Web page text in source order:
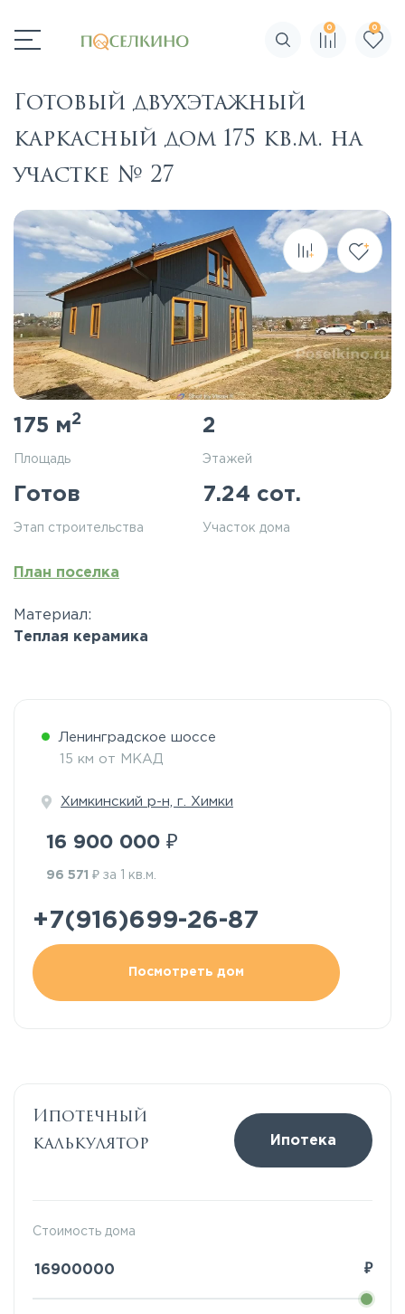
Поиск по сайту
0 0
Готовый двухэтажный
каркасный дом 175 кв.м. на
участке № 27
175 м2
Площадь
2
Этажей
Готов
Этап строительства
7.24 сот.
Участок дома
План поселка
Материал:
Теплая керамика
Ленинградское шоссе
15 км от МКАД
Химкинский р-н, г. Химки
16 900 000 ₽
96 571 ₽ за 1 кв.м.
+7(916)699-26-87
Посмотреть дом
Ипотечный
калькулятор
Ипотека
Стоимость дома
₽